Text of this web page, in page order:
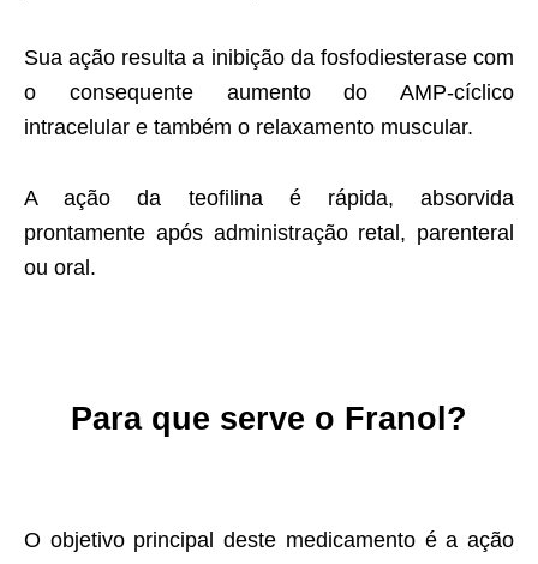
Sua ação resulta a inibição da fosfodiesterase com
o consequente aumento do AMP-cíclico
intracelular e também o relaxamento muscular.
A ação da teofilina é rápida, absorvida
prontamente após administração retal, parenteral
ou oral.
Para que serve o Franol?
O objetivo principal deste medicamento é a ação